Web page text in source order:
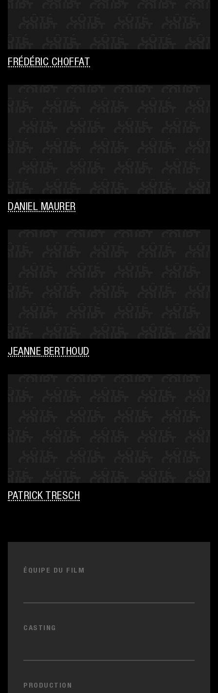
FRÉDÉRIC CHOFFAT
DANIEL MAURER
JEANNE BERTHOUD
PATRICK TRESCH
ÉQUIPE DU FILM
CASTING
PRODUCTION